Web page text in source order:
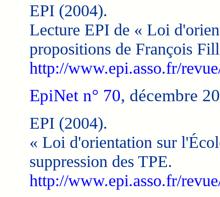
EPI (2004).
Lecture EPI de « Loi
propositions de François
http://www.epi.asso.fr/
EpiNet n° 70, décembre
EPI (2004).
« Loi d'orientation sur
suppression des TPE.
http://www.epi.asso.fr/